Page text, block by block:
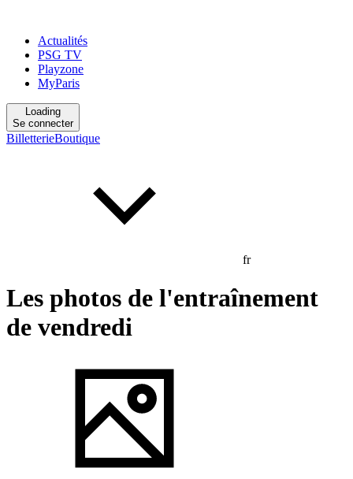
Actualités
PSG TV
Playzone
MyParis
Loading
Se connecter
BilletterieBoutique
fr
Les photos de l'entraînement
de vendredi